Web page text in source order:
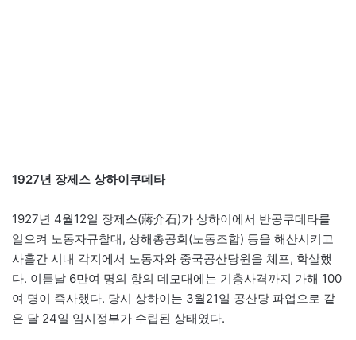
1927년 장제스 상하이쿠데타
1927년 4월12일 장제스(蔣介石)가 상하이에서 반공쿠데타를
일으켜 노동자규찰대, 상해총공회(노동조합) 등을 해산시키고
사흘간 시내 각지에서 노동자와 중국공산당원을 체포, 학살했
다. 이튿날 6만여 명의 항의 데모대에는 기총사격까지 가해 100
여 명이 즉사했다. 당시 상하이는 3월21일 공산당 파업으로 같
은 달 24일 임시정부가 수립된 상태였다.